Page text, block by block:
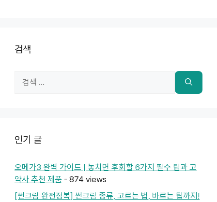
검색
인기 글
오메가3 완벽 가이드 | 놓치면 후회할 6가지 필수 팁과 고
약사 추천 제품 - 874 views
[썬크림 완전정복] 썬크림 종류, 고르는 법, 바르는 팁까지!